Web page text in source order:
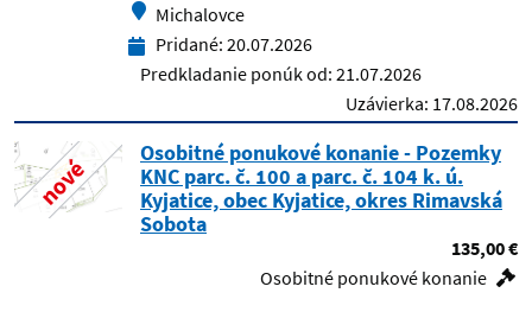
Fakultná nemocnica s poliklinikou J. A.
Reimana Prešov
Fakultná nemocnica s poliklinikou Nové
Fakultná nemocnica s poliklinikou,
Žilina
Michalovce
Pridané: 20.07.2026
Predkladanie ponúk od: 21.07.2026
Uzávierka: 17.08.2026
nové
Osobitné ponukové konanie - Pozemky
KNC parc. č. 100 a parc. č. 104 k. ú.
Kyjatice, obec Kyjatice, okres Rimavská
Sobota
135,00 €
Osobitné ponukové konanie